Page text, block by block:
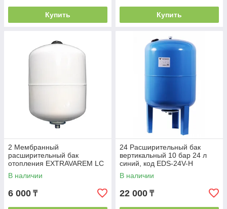
Купить Купить
2 Мембранный
расширительный бак
отопления EXTRAVAREM LC
LT. 2 литра BFIWH 1/2
В наличии
6 000 ₸
24 Расширительный бак
вертикальный 10 бар 24 л
синий, код EDS-24V-H
В наличии
22 000 ₸